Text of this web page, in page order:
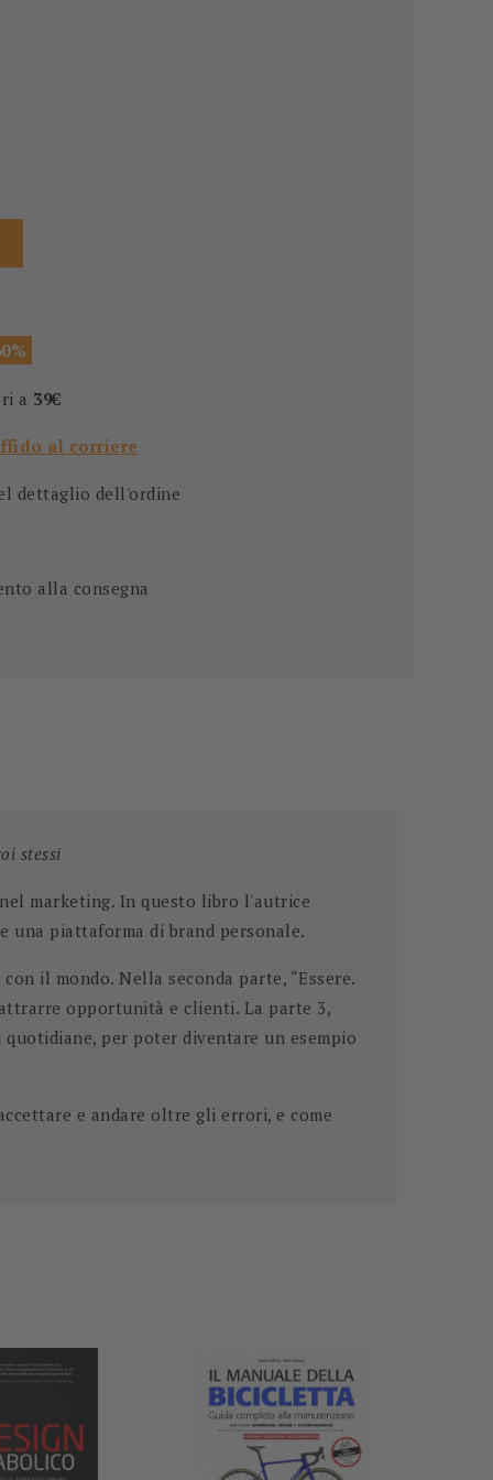
a 39€
al corriere
dettaglio dell'ordine
alla consegna
stessi
marketing. In questo libro l'autrice
una piattaforma di brand personale.
il mondo. Nella seconda parte, “Essere.
opportunità e clienti. La parte 3,
per poter diventare un esempio
e andare oltre gli errori, e come